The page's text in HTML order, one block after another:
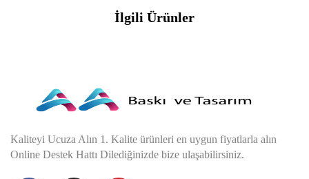
İlgili Ürünler
Kaliteyi Ucuza Alın 1. Kalite ürünleri en uygun fiyatlarla alın
Online Destek Hattı Dilediğinizde bize ulaşabilirsiniz.